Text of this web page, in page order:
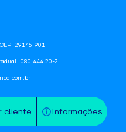
cliente Informações
29145-901
080.444.20-2